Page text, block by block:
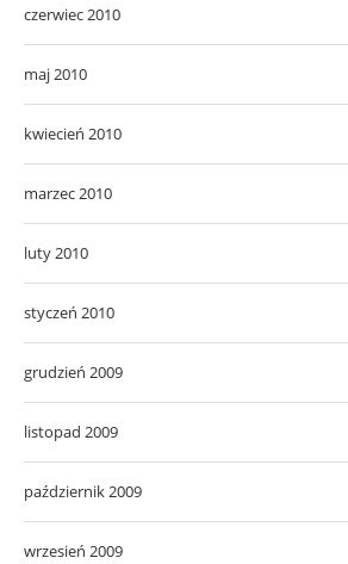
czerwiec 2010
maj 2010
kwiecień 2010
marzec 2010
luty 2010
styczeń 2010
grudzień 2009
listopad 2009
październik 2009
wrzesień 2009